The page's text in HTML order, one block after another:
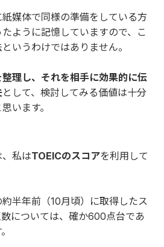
媒体で同様の準備をしている方
ように記憶していますので、こ
いうわけではありません。
整理し、それを相手に効果的に伝
として、検討してみる価値は十分
います。
私はTOEICのスコアを利用して
半年前（10月頃）に取得したス
については、確か600点台であ